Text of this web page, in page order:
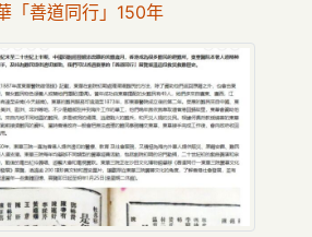
「善道同行」150年